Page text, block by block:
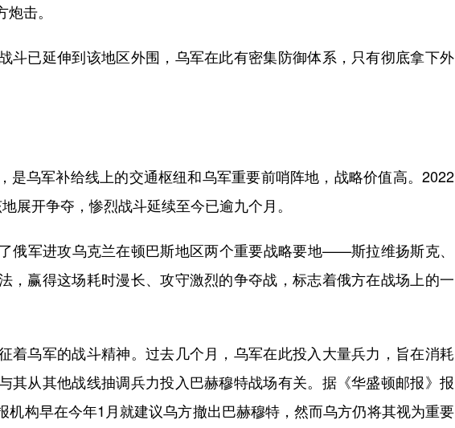
击。
已延伸到该地区外围，乌军在此有密集防御体系，只有彻底拿下外
乌军补给线上的交通枢纽和乌军重要前哨阵地，战略价值高。2022
展开争夺，惨烈战斗延续至今已逾九个月。
军进攻乌克兰在顿巴斯地区两个重要战略要地——斯拉维扬斯克、
，赢得这场耗时漫长、攻守激烈的争夺战，标志着俄方在战场上的一
乌军的战斗精神。过去几个月，乌军在此投入大量兵力，旨在消耗
其从其他战线抽调兵力投入巴赫穆特战场有关。据《华盛顿邮报》报
机构早在今年1月就建议乌方撤出巴赫穆特，然而乌方仍将其视为重要